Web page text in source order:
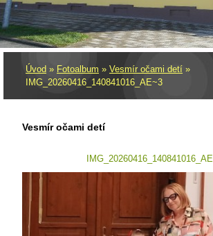
Úvod » Fotoalbum » Vesmír očami detí »
IMG_20260416_140841016_AE~3
Vesmír očami detí